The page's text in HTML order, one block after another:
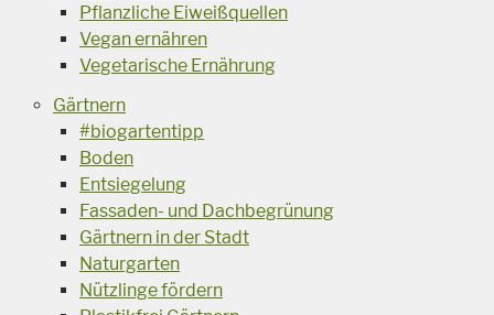
Pflanzliche Eiweißquellen
Vegan ernähren
Vegetarische Ernährung
Gärtnern
#biogartentipp
Boden
Entsiegelung
Fassaden- und Dachbegrünung
Gärtnern in der Stadt
Naturgarten
Nützlinge fördern